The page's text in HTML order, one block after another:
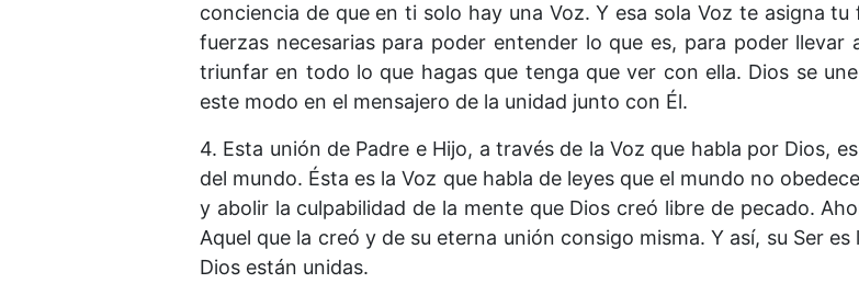
conciencia de que en ti solo hay una Voz. Y esa sola Voz te asigna
fuerzas necesarias para poder entender lo que es, para poder
triunfar en todo lo que hagas que tenga que ver con ella. Dios se
este modo en el mensajero de la unidad junto con Él.
4. Esta unión de Padre e Hijo, a través de la Voz que habla por Dios,
del mundo. Ésta es la Voz que habla de leyes que el mundo no
y abolir la culpabilidad de la mente que Dios creó libre de pecado.
Aquel que la creó y de su eterna unión consigo misma. Y así, su Ser
Dios están unidas.